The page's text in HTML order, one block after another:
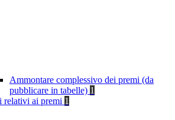
Ammontare complessivo dei premi (da
pubblicare in tabelle) 1
relativi ai premi 1